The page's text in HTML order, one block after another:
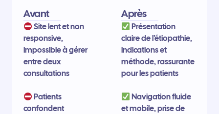
Avant
Site lent et non
responsive,
impossible à gérer
entre deux
consultations
Patients
confondent
Après
Présentation
claire de l’étiopathie,
indications et
méthode, rassurante
pour les patients
Navigation fluide
et mobile, prise de